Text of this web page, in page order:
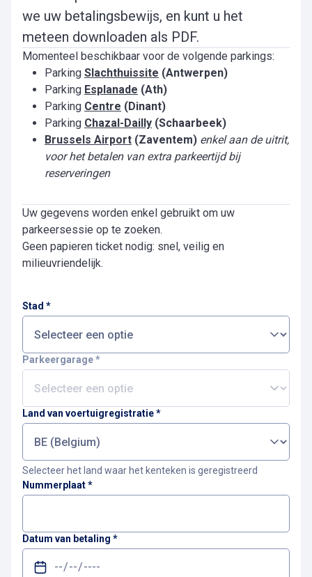
we uw betalingsbewijs, en kunt u het
meteen downloaden als PDF.
Momenteel beschikbaar voor de volgende parkings:
Parking Slachthuissite (Antwerpen)
Parking Esplanade (Ath)
Parking Centre (Dinant)
Parking Chazal-Dailly (Schaarbeek)
Brussels Airport (Zaventem) enkel aan de uitrit,
voor het betalen van extra parkeertijd bij
reserveringen
Uw gegevens worden enkel gebruikt om uw
parkeersessie op te zoeken.
Geen papieren ticket nodig: snel, veilig en
milieuvriendelijk.
Stad *
Parkeergarage*
Land van voertuigregistratie*
Selecteer het land waar het kenteken is geregistreerd
Nummerplaat*
Datum van betaling *